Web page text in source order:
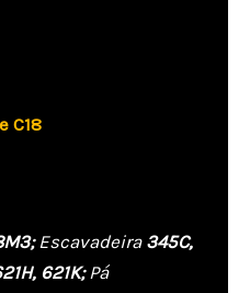
C18
Escavadeira345C,
621K;Pá